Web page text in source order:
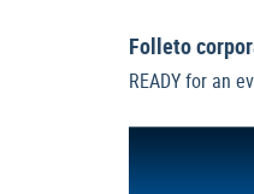
Folleto
READY for an